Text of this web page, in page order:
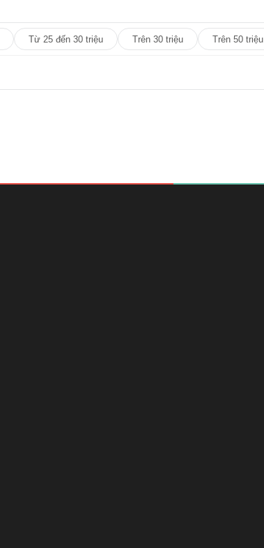
Từ 25 đến 30 triệu Trên 30 triệu Trên 50 triệu